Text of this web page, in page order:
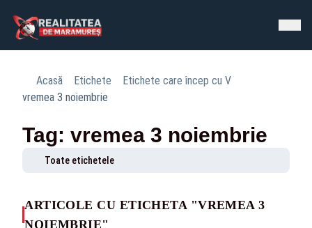
Acasă Etichete
Etichete care încep cu V
vremea 3 noiembrie
Tag: vremea 3 noiembrie
Toate etichetele
ARTICOLE CU ETICHETA "VREMEA 3
NOIEMBRIE"